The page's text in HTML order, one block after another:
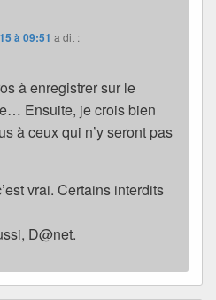
à 09:51 a dit :
à enregistrer sur le
Ensuite, je crois bien
à ceux qui n’y seront pas
vrai. Certains interdits
D@net.